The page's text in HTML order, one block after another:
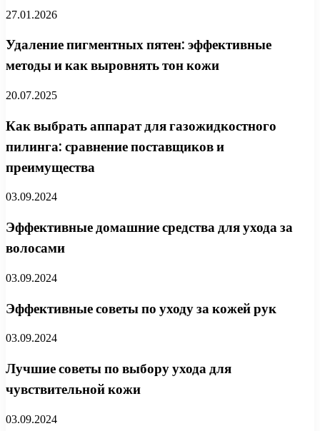
27.01.2026
Удаление пигментных пятен: эффективные
методы и как выровнять тон кожи
20.07.2025
Как выбрать аппарат для газожидкостного
пилинга: сравнение поставщиков и
преимущества
03.09.2024
Эффективные домашние средства для ухода за
волосами
03.09.2024
Эффективные советы по уходу за кожей рук
03.09.2024
Лучшие советы по выбору ухода для
чувствительной кожи
03.09.2024